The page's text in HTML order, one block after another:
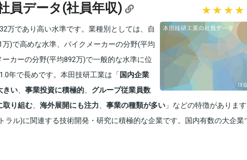
員データ(社員年収)
万であり高い水準です。業種別としては、自
)で高めな水準、バイクメーカーの分野(平均
カーの分野(平均892万)で一般的な水準に位
年で長めです。本田技研工業は「国内企業
きい、 事業投資に積極的、 グループ従業員数
取り組む、 海外展開にも注力、 事業の種類が多い 」などの特徴がありま
ラル)に関連する技術開発・研究に積極的な企業です。国内有数の大企業